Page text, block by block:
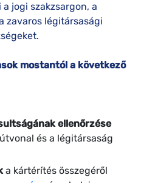
jogi szakzsargon, a
zavaros légitársasági
mostantól a következő
ellenőrzése
és a légitársaság
a kártérítés összegéről